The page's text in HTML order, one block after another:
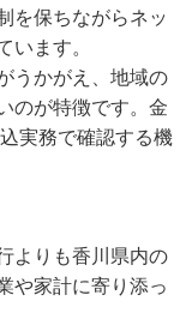
を保ちながらネッ
います。
うかがえ、地域の
のが特徴です。金
実務で確認する機
よりも香川県内の
や家計に寄り添っ